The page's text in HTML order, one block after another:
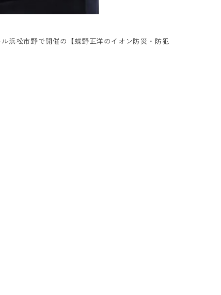
浜松市野で開催の【蝶野正洋のイオン防災・防犯